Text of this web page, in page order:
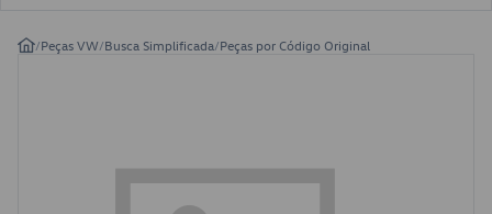
/Peças VW/Busca Simplificada/Peças por Código Original